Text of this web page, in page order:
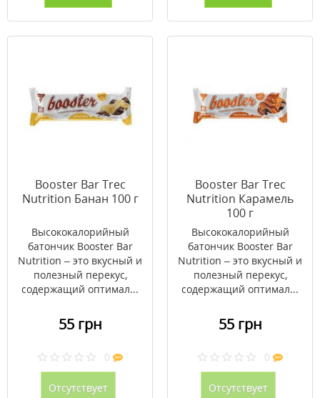
Booster Bar Trec
Nutrition Банан 100 г
Высококалорийный
батончик Booster Bar
Nutrition – это вкусный и
полезный перекус,
содержащий оптимал...
55 грн
0
Отсутствует
Booster Bar Trec
Nutrition Карамель
100 г
Высококалорийный
батончик Booster Bar
Nutrition – это вкусный и
полезный перекус,
содержащий оптимал...
55 грн
0
Отсутствует